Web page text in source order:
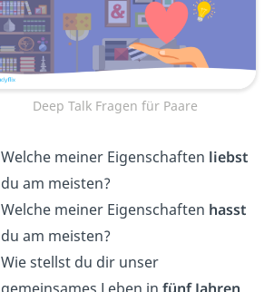
Deep Talk Fragen für Paare
Welche meiner Eigenschaften liebst
du am meisten?
Welche meiner Eigenschaften hasst
du am meisten?
Wie stellst du dir unser